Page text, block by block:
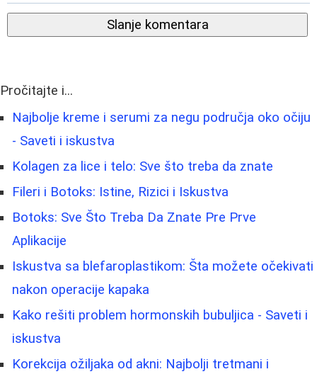
Slanje komentara
Pročitajte i...
Najbolje kreme i serumi za negu područja oko očiju
- Saveti i iskustva
Kolagen za lice i telo: Sve što treba da znate
Fileri i Botoks: Istine, Rizici i Iskustva
Botoks: Sve Što Treba Da Znate Pre Prve
Aplikacije
Iskustva sa blefaroplastikom: Šta možete očekivati
nakon operacije kapaka
Kako rešiti problem hormonskih bubuljica - Saveti i
iskustva
Korekcija ožiljaka od akni: Najbolji tretmani i